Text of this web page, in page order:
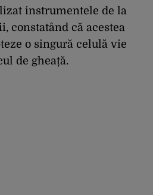
instrumentele de la
constatând că acestea
o singură celulă vie
de gheață.